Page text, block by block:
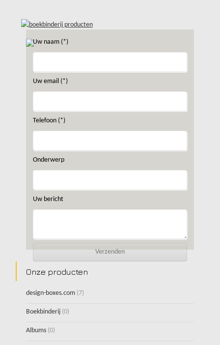
Uw naam (*)
Uw email (*)
Telefoon (*)
Onderwerp
Uw bericht
Onze producten
design-boxes.com (7)
Boekbinderij (0)
Albums (0)